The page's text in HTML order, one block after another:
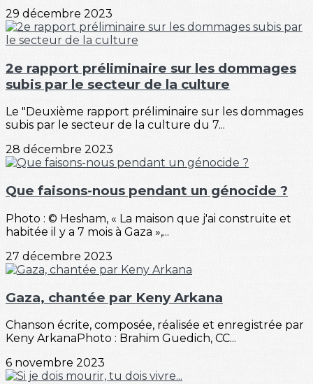
29 décembre 2023
2e rapport préliminaire sur les dommages
subis par le secteur de la culture
Le "Deuxième rapport préliminaire sur les dommages
subis par le secteur de la culture du 7...
28 décembre 2023
Que faisons-nous pendant un génocide ?
Photo : © Hesham, « La maison que j'ai construite et
habitée il y a 7 mois à Gaza »,...
27 décembre 2023
Gaza, chantée par Keny Arkana
Chanson écrite, composée, réalisée et enregistrée par
Keny ArkanaPhoto : Brahim Guedich, CC...
6 novembre 2023